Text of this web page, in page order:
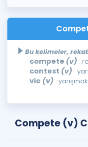
Bu kelimeler,
compete (v) :
contest (v) :
vie (v) : yarışmak
Compete (v)